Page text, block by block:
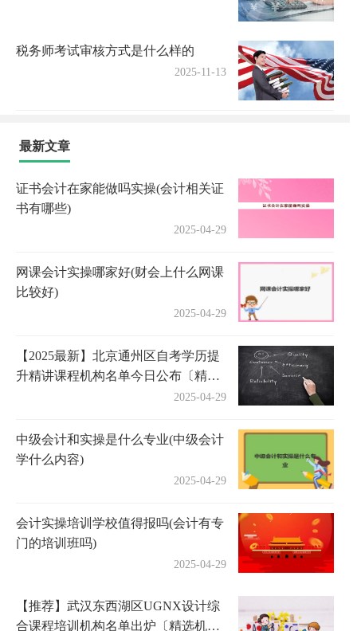
税务师考试审核方式是什么样的
2025-11-13
最新文章
证书会计在家能做吗实操(会计相关证
书有哪些)
2025-04-29
网课会计实操哪家好(财会上什么网课
比较好)
2025-04-29
【2025最新】北京通州区自考学历提
升精讲课程机构名单今日公布〔精选
2025-04-29
中级会计和实操是什么专业(中级会计
学什么内容)
2025-04-29
会计实操培训学校值得报吗(会计有专
门的培训班吗)
2025-04-29
【推荐】武汉东西湖区UGNX设计综
合课程培训机构名单出炉〔精选机构